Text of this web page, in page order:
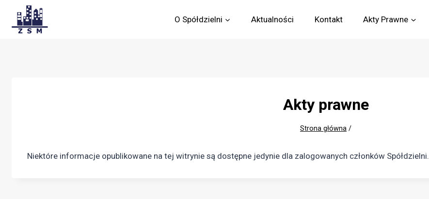
content
O Spółdzielni Aktualności Kontakt Akty Prawne
Akty prawne
Strona główna /
Niektóre informacje opublikowane na tej witrynie są dostępne jedynie dla zalogowanych członków Spółdzielni.